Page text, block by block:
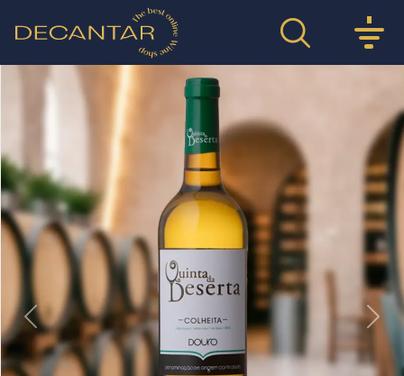
Previous